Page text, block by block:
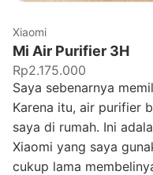
Xiaomi
Mi Air Purifier 3H
Rp2.175.000
Saya sebenarnya
Karena itu, air purifier
saya di rumah. Ini
Xiaomi yang saya
cukup lama